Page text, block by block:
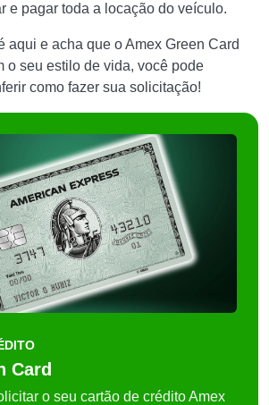
e pagar toda a locação do veículo.
aqui e acha que o Amex Green Card
o seu estilo de vida, você pode
como fazer sua solicitação!
Card
o seu cartão de crédito Amex